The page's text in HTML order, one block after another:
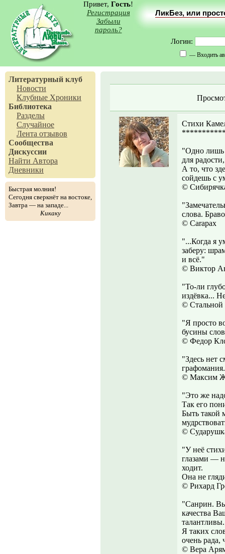
Привет, Гость!
Регистрация
Забыли
пароль?
ЛикБез, или
Логин:
— Входить
Литературный клуб
Новости
Клубные Хроники
Библиотека
Разделы
Случайное
Лента отзывов
Сообщества
Дискуссии
Найти Автора
Дневники
Быстрая молния!
Сегодня сверкнёт на востоке,
Завтра — на западе...
Кикаку
Стихи
"Одно лишь
для
А то, что
сойдешь с
©
слова.
© Carapax
"...Когда я
заберу:
и всё."
© Виктор
"То-ли
издёвка...
© Стальной
"Я просто
бусины
© Федор
"Здесь нет
© Максим
"Это же
Так его
Быть такой
©
"У неё
глазами —
ходит.
Она не
© Рихард
"Санрин. Вы
качества
талантливы.
Я таких
очень рада,
© Вера